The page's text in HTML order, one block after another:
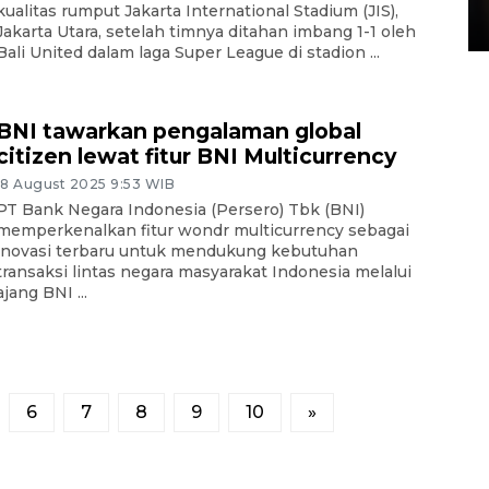
rumput Jakarta International Stadium (JIS),
Utara, setelah timnya ditahan imbang 1-1 oleh
United dalam laga Super League di stadion ...
tawarkan pengalaman global
lewat fitur BNI Multicurrency
August 2025 9:53 WIB
Bank Negara Indonesia (Persero) Tbk (BNI)
fitur wondr multicurrency sebagai
terbaru untuk mendukung kebutuhan
lintas negara masyarakat Indonesia melalui
BNI ...
6 7 8 9 10 »
15 July 2026 14:08 WIB